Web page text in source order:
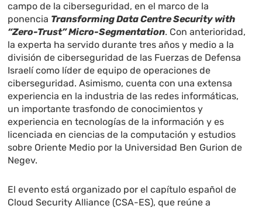
campo de la ciberseguridad, en el marco de la
ponencia Transforming Data Centre Security with
“Zero-Trust” Micro-Segmentation. Con anterioridad,
la experta ha servido durante tres años y medio a la
división de ciberseguridad de las Fuerzas de Defensa
Israelí como líder de equipo de operaciones de
ciberseguridad. Asimismo, cuenta con una extensa
experiencia en la industria de las redes informáticas,
un importante trasfondo de conocimientos y
experiencia en tecnologías de la información y es
licenciada en ciencias de la computación y estudios
sobre Oriente Medio por la Universidad Ben Gurion de
Negev.
El evento está organizado porel capítulo español de
Cloud Security Alliance (CSA-ES), que reúne a